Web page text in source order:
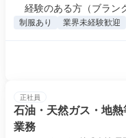
経験のある方（ブラン
制服あり 業界未経験歓迎
正社員
石油・天然ガス・地
業務